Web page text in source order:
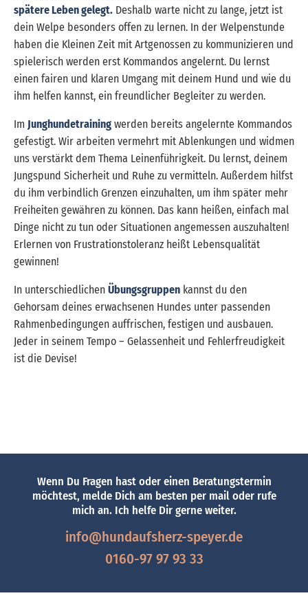
spätere Leben gelegt. Deshalb warte nicht zu lange, jetzt ist
dein Welpe besonders offen zu lernen. In der Welpenstunde
haben die Kleinen Zeit mit Artgenossen zu kommunizieren und
spielerisch werden erst Kommandos angelernt. Du lernst
einen fairen und klaren Umgang mit deinem Hund und wie du
ihm helfen kannst, ein freundlicher Begleiter zu werden.
Im Junghundetraining werden bereits angelernte Kommandos
gefestigt. Wir arbeiten vermehrt mit Ablenkungen und widmen
uns verstärkt dem Thema Leinenführigkeit. Du lernst, deinem
Jungspund Sicherheit und Ruhe zu vermitteln. Außerdem hilfst
du ihm verbindlich Grenzen einzuhalten, um ihm später mehr
Freiheiten gewähren zu können. Das kann heißen, einfach mal
Dinge nicht zu tun oder Situationen angemessen auszuhalten!
Erlernen von Frustrationstoleranz heißt Lebensqualität
gewinnen!
In unterschiedlichen Übungsgruppen kannst du den
Gehorsam deines erwachsenen Hundes unter passenden
Rahmenbedingungen auffrischen, festigen und ausbauen.
Jeder in seinem Tempo – Gelassenheit und Fehlerfreudigkeit
ist die Devise!
Wenn Du Fragen hast oder einen Beratungstermin
möchtest, melde Dich am besten per mail oder rufe
mich an. Ich helfe Dir gerne weiter.
info@hundaufsherz-speyer.de
0160-97 97 93 33